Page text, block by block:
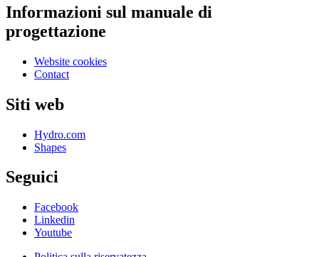
Informazioni sul manuale di
progettazione
Website cookies
Contact
Siti web
Hydro.com
Shapes
Seguici
Facebook
Linkedin
Youtube